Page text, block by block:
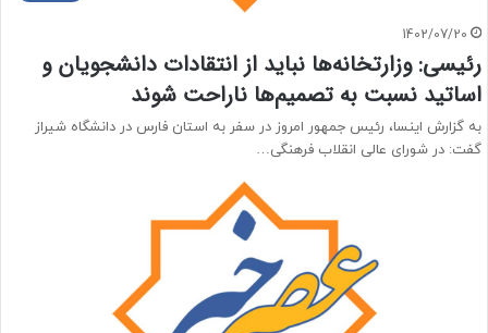
1402/07/20
رئیسی: وزارتخانه‌ها نباید از انتقادات دانشجویان و
اساتید نسبت به تصمیم‌ها ناراحت شوند
به گزارش اینسا، رئیس جمهور امروز در سفر به استان فارس در دانشگاه شیراز
گفت: در شورای عالی انقلاب فرهنگی…